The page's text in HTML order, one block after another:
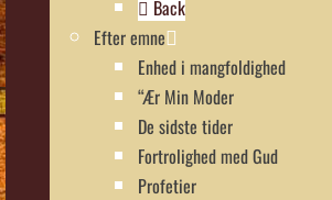
Back
Efter emne
Enhed i mangfoldighed
“Ær Min Moder
De sidste tider
Fortrolighed med Gud
Profetier